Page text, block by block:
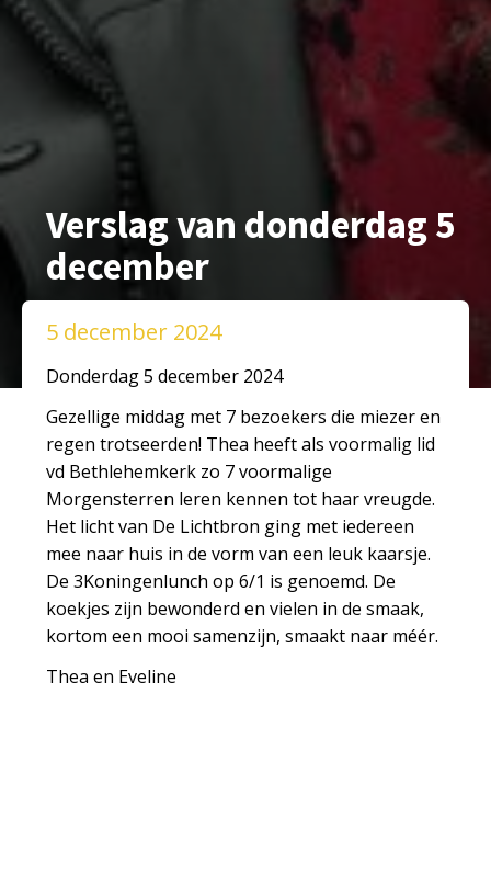
Verslag van donderdag 5
december
5 december 2024
Donderdag 5 december 2024
Gezellige middag met 7 bezoekers die miezer en
regen trotseerden! Thea heeft als voormalig lid
vd Bethlehemkerk zo 7 voormalige
Morgensterren leren kennen tot haar vreugde.
Het licht van De Lichtbron ging met iedereen
mee naar huis in de vorm van een leuk kaarsje.
De 3Koningenlunch op 6/1 is genoemd. De
koekjes zijn bewonderd en vielen in de smaak,
kortom een mooi samenzijn, smaakt naar méér.
Thea en Eveline